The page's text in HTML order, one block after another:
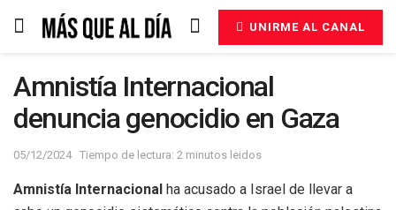
UNIRME AL CANAL
Amnistía Internacional
denuncia genocidio en Gaza
05/12/2024 Tiempo de lectura: 2 minutos leidos
Amnistía Internacional ha acusado a Israel de llevar a